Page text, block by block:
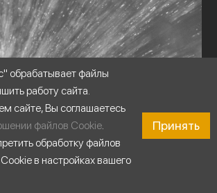
обрабатывает файлы
работу сайта.
сайте, Вы соглашаетесь
файлов Cookie.
обработку файлов
в настройках вашего
Принять